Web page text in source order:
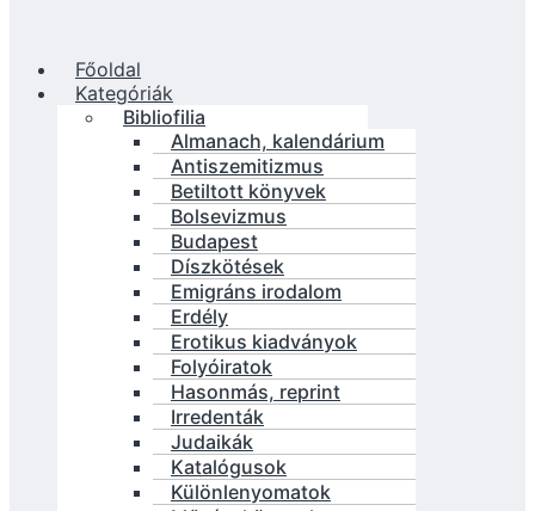
Főoldal
Kategóriák
Bibliofilia
Almanach, kalendárium
Antiszemitizmus
Betiltott könyvek
Bolsevizmus
Budapest
Díszkötések
Emigráns irodalom
Erdély
Erotikus kiadványok
Folyóiratok
Hasonmás, reprint
Irredenták
Judaikák
Katalógusok
Különlenyomatok